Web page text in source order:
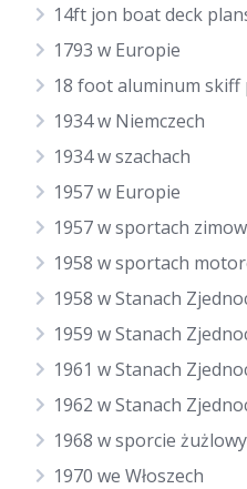
14ft jon boat deck
1793 w Europie
18 foot aluminum skiff
1934 w Niemczech
1934 w szachach
1957 w Europie
1957 w sportach
1958 w sportach
1958 w Stanach
1959 w Stanach
1961 w Stanach
1962 w Stanach
1968 w sporcie
1970 we Włoszech